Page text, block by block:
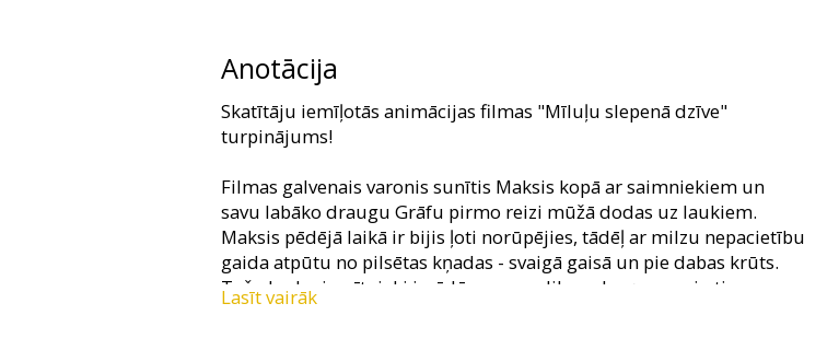
Anotācija
Skatītāju iemīļotās animācijas filmas "Mīluļu slepenā dzīve"
turpinājums!
Filmas galvenais varonis sunītis Maksis kopā ar saimniekiem un
savu labāko draugu Grāfu pirmo reizi mūžā dodas uz laukiem.
Maksis pēdējā laikā ir bijis ļoti norūpējies, tādēļ ar milzu nepacietību
gaida atpūtu no pilsētas kņadas - svaigā gaisā un pie dabas krūts.
Taču lauku iemītnieki izrādās nav ar pliku roku ņemami - tie
nekavējas izrādīt pilsētniekiem savu raksturiņu - lai redz, kurš te
Lasīt vairāk